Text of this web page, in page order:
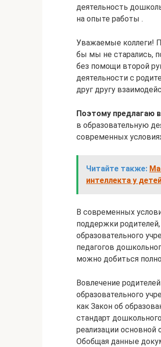
деятельность
на опыте работы .
Уважаемые коллеги!
бы мы не старались,
без помощи второй
деятельности с
друг другу
Поэтому предлагаю
в образовательную
современных
Читайте также:
интеллекта у
В современных
поддержки
образовательного
педагогов
можно добиться
Вовлечение
образовательного
как Закон об
стандарт
реализации основной
Обобщая данные